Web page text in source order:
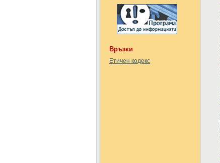
Връзки
Етичен кодекс